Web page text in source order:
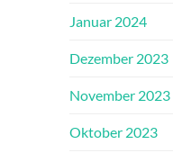
Januar 2024
Dezember 2023
November 2023
Oktober 2023